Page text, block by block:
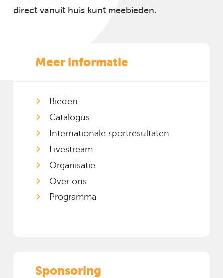
direct vanuit huis kunt meebieden.
Meer informatie
Bieden
Catalogus
Internationale sportresultaten
Livestream
Organisatie
Over ons
Programma
Sponsoring